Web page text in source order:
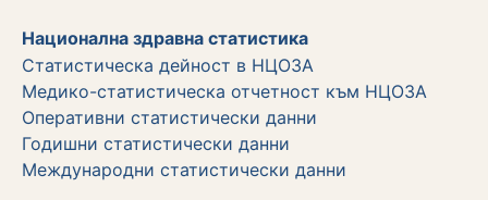
Национална здравна статистика
Статистическа дейност в НЦОЗА
Медико-статистическа отчетност към НЦОЗА
Оперативни статистически данни
Годишни статистически данни
Международни статистически данни